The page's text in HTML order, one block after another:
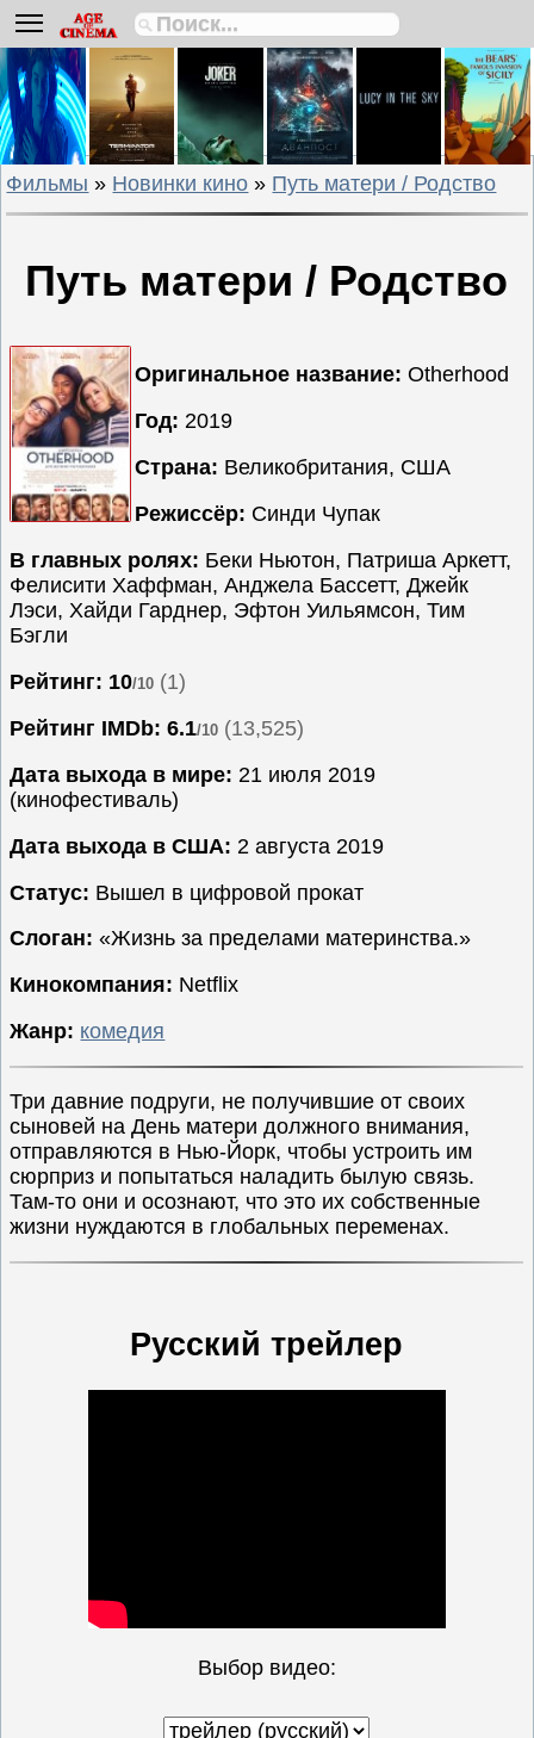
Биографии
Боевики
Вестерны
Военные
Детективы
Драмы
Комедии
Мелодрамы
Мультфильмы
Мюзиклы
Приключения
Русские
Семейные
Сериалы
Спорт
Триллеры
Фэнтези
Ожидаемые
Новинки
Фильмы » Новинки кино » Путь матери / Родство
Путь матери / Родство
Оригинальное название: Otherhood
Год: 2019
Страна: Великобритания, США
Режиссёр: Синди Чупак
В главных ролях: Беки Ньютон, Патриша Аркетт,
Фелисити Хаффман, Анджела Бассетт, Джейк
Лэси, Хайди Гарднер, Эфтон Уильямсон, Тим
Бэгли
Рейтинг: 10/10 (1)
Рейтинг IMDb: 6.1/10 (13,525)
Дата выхода в мире: 21 июля 2019
(кинофестиваль)
Дата выхода в США: 2 августа 2019
Статус: Вышел в цифровой прокат
Слоган: «Жизнь за пределами материнства.»
Кинокомпания: Netflix
Жанр: комедия
Три давние подруги, не получившие от своих
сыновей на День матери должного внимания,
отправляются в Нью-Йорк, чтобы устроить им
сюрприз и попытаться наладить былую связь.
Там-то они и осознают, что это их собственные
жизни нуждаются в глобальных переменах.
Русский трейлер
Выбор видео: